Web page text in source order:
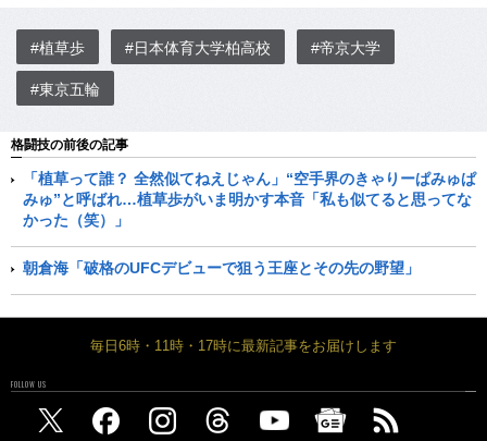
#植草歩 #日本体育大学柏高校 #帝京大学
#東京五輪
格闘技の前後の記事
「植草って誰？ 全然似てねえじゃん」“空手界のきゃりーぱみゅぱ
みゅ”と呼ばれ…植草歩がいま明かす本音「私も似てると思ってな
かった（笑）」
朝倉海「破格のUFCデビューで狙う王座とその先の野望」
毎日6時・11時・17時に最新記事をお届けします
FOLLOW US